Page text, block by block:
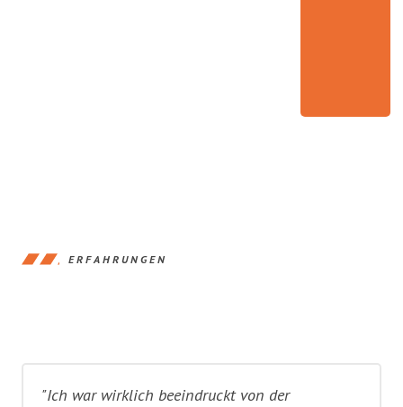
ERFAHRUNGEN
"Ich war wirklich beeindruckt von der